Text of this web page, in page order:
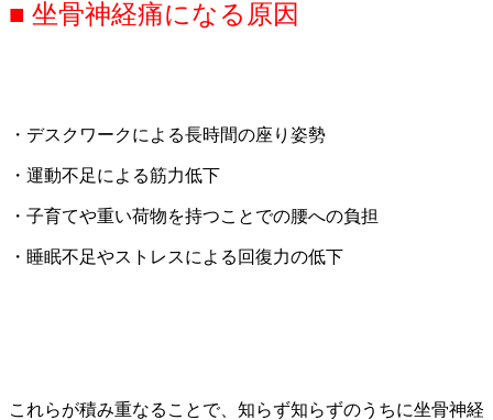
■ 坐骨神経痛になる原因
・デスクワークによる長時間の座り姿勢
・運動不足による筋力低下
・子育てや重い荷物を持つことでの腰への負担
・睡眠不足やストレスによる回復力の低下
これらが積み重なることで、知らず知らずのうちに坐骨神経